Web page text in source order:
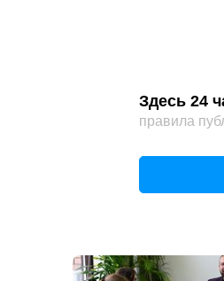
Здесь 24
правила